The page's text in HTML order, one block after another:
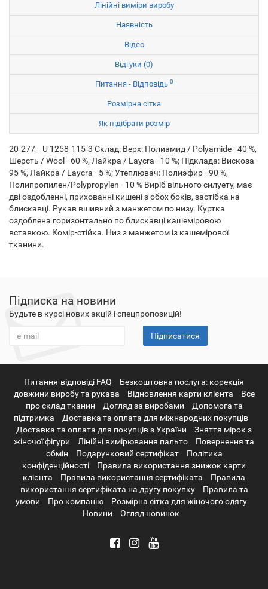
Лінійні виміри виробу
Наявність
Відео
Відгуки (0)
Питання - Відповідь 0
Розмірна сітка
Як підібрати розмір
20-277__U 1258-115-3 Склад: Верх: Полиамид / Polyamide - 40 %,
Шерсть / Wool - 60 %, Лайкра / Laycra - 10 %; Підклада: Вискоза -
95 %, Лайкра / Laycra - 5 %; Утеплювач: Полиэфир - 90 %,
Полипропилен/Polypropylen - 10 % Виріб вільного силуету, має
дві оздобленні, прихованні кишені з обох боків, застібка на
блискавці. Рукав вшивний з манжетом по низу. Куртка
оздоблена горизонтально по блискавці кашеміровою
вставкою. Комір-стійка. Низ з манжетом із кашемірової
тканини.
Підписка на новини
Будьте в курсі нових акцій і спецпропозицій!
Підписатися
Питання-відповіді FAQ
Безкоштовна послуга: корекція
довжини виробу та рукава
Відновлення карти клієнта
Все
про склад тканин
Догляд за виробами
Допомога та
підтримка
Доставка та оплата для міжнародних покупців
Доставка та оплата для покупців з України
Зняття мірок з
жіночої фігури
Лінійні вимірювання пальто
Повернення та
обмін
Подарунковий сертифікат
Політика
конфіденційності
Правила використання знижок карти
клієнта
Правила використання сертифіката
Правила
використання сертифіката на другу покупку
Правила та
умови
Про компанію
Розмірна сітка для жіночого одягу
Новини
Огляд новинок